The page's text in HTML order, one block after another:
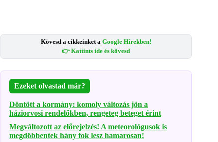
Kövesd a cikkeinket a Google Hírekben!
👉 Kattints ide és kövesd
Ezeket olvastad már?
Döntött a kormány: komoly változás jön a
háziorvosi rendelőkben, rengeteg beteget érint
Megváltozott az előrejelzés! A meteorológusok is
megdöbbentek hány fok lesz hamarosan!